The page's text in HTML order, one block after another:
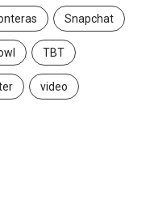
Snapchat
TBT
video